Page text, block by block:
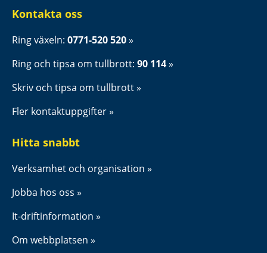
Kontakta oss
Ring växeln: 0771-520 520
Ring och tipsa om tullbrott: 90 114
Skriv och tipsa om tullbrott
Fler kontaktuppgifter
Hitta snabbt
Verksamhet och organisation
Jobba hos oss
It-driftinformation
Om webbplatsen